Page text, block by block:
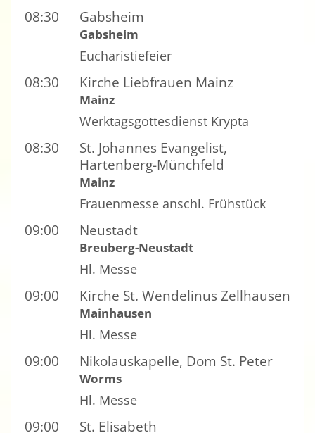
08:30 Gabsheim
Gabsheim
Eucharistiefeier
08:30 Kirche Liebfrauen Mainz
Mainz
Werktagsgottesdienst Krypta
08:30
St. Johannes Evangelist,
Hartenberg-Münchfeld
Mainz
Frauenmesse anschl. Frühstück
09:00 Neustadt
Breuberg-Neustadt
Hl. Messe
09:00 Kirche St. Wendelinus Zellhausen
Mainhausen
Hl. Messe
09:00 Nikolauskapelle, Dom St. Peter
Worms
Hl. Messe
09:00 St. Elisabeth